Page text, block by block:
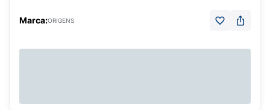
Marca:ORIGENS